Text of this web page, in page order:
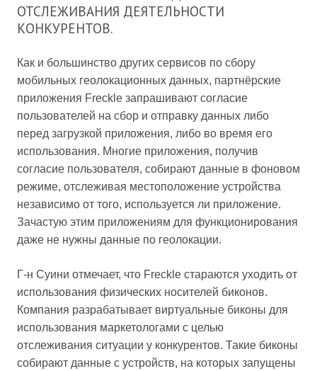
ОТСЛЕЖИВАНИЯ ДЕЯТЕЛЬНОСТИ
КОНКУРЕНТОВ.
Как и большинство других сервисов по сбору
мобильных геолокационных данных, партнёрские
приложения Freckle запрашивают согласие
пользователей на сбор и отправку данных либо
перед загрузкой приложения, либо во время его
использования. Многие приложения, получив
согласие пользователя, собирают данные в фоновом
режиме, отслеживая местоположение устройства
независимо от того, используется ли приложение.
Зачастую этим приложениям для функционирования
даже не нужны данные по геолокации.
Г-н Суини отмечает, что Freckle стараются уходить от
использования физических носителей биконов.
Компания разрабатывает виртуальные биконы для
использования маркетологами с целью
отслеживания ситуации у конкурентов. Такие биконы
собирают данные с устройств, на которых запущены